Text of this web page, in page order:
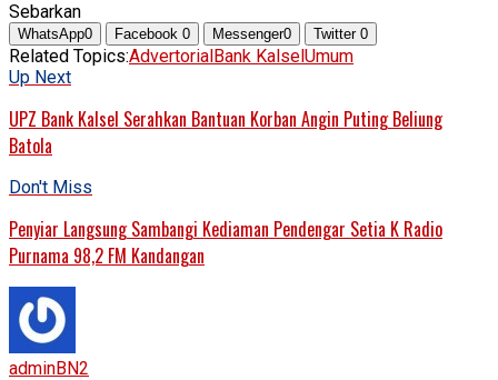
Sebarkan
WhatsApp0 Facebook 0 Messenger0 Twitter 0
Related Topics:AdvertorialBank KalselUmum
Up Next
UPZ Bank Kalsel Serahkan Bantuan Korban Angin Puting Beliung
Batola
Don't Miss
Penyiar Langsung Sambangi Kediaman Pendengar Setia K Radio
Purnama 98,2 FM Kandangan
adminBN2